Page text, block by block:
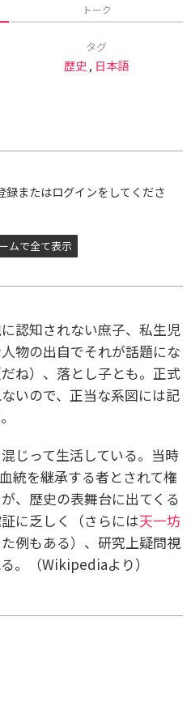
トーク
タグ
歴史 , 日本語
録またはログインをしてくださ
ムで全て表示
認知されない庶子、私生児
物の出自でそれが話題にな
ね）、落とし子とも。正式
いので、正当な系図には記
じって生活している。当時
統を継承する者とされて権
、歴史の表舞台に出てくる
に乏しく（さらには天一坊
例もある）、研究上疑問視
。（Wikipediaより）